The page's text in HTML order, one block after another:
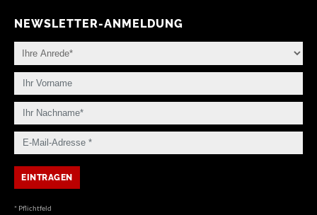
NEWSLETTER-ANMELDUNG
* Pflichtfeld